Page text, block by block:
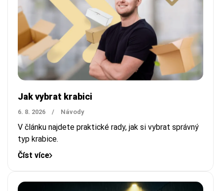
Jak vybrat krabici
6. 8. 2026 / Návody
V článku najdete praktické rady, jak si vybrat správný
typ krabice.
Číst více